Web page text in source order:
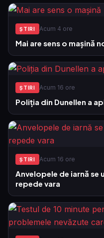
ŞTIRI Acum 4 ore
Mai are sens o mașină
ŞTIRI Acum 16 ore
Poliția din Dunellen a
ŞTIRI Acum 16 ore
Anvelopele de iarnă se
repede vara